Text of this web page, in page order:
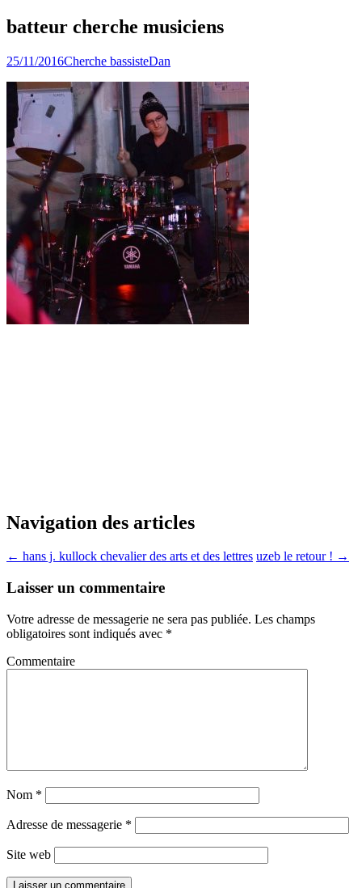
batteur cherche musiciens
25/11/2016Cherche bassisteDan
Navigation des articles
← hans j. kullock chevalier des arts et des lettres uzeb le retour ! →
Laisser un commentaire
Votre adresse de messagerie ne sera pas publiée. Les champs
obligatoires sont indiqués avec *
Commentaire
Nom *
Adresse de messagerie *
Site web